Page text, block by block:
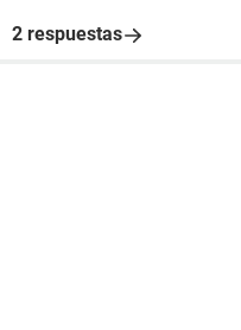
2 respuestas